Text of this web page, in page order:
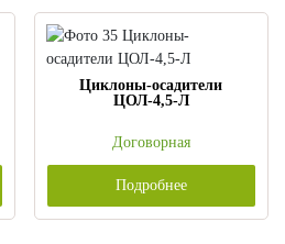
Циклоны-осадители
ЦОЛ-4,5-Л
Договорная
Подробнее